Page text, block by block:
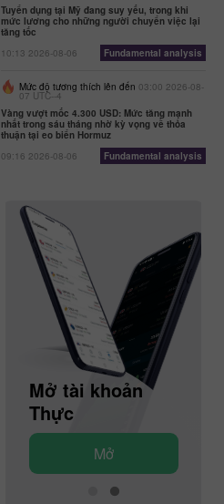
Tuyển dụng tại Mỹ đang suy yếu, trong khi
mức lương cho những người chuyển việc lại
tăng tốc
10:13 2026-08-06
Fundamental analysis
Mức độ tương thích lên đến 03:00 2026-08-
07 UTC--4
Vàng vượt mốc 4.300 USD: Mức tăng mạnh
nhất trong sáu tháng nhờ kỳ vọng về thỏa
thuận tại eo biển Hormuz
09:16 2026-08-06
Fundamental analysis
Mở tài khoản
Thực
Mở